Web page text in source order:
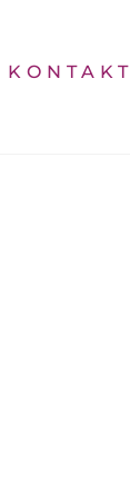
KONTAKT